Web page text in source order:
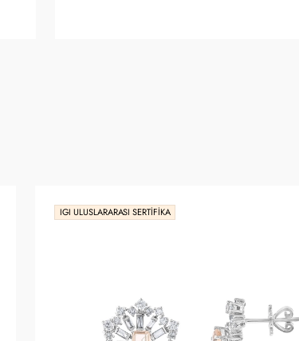
IGI ULUSLARARASI SERTIFIKA